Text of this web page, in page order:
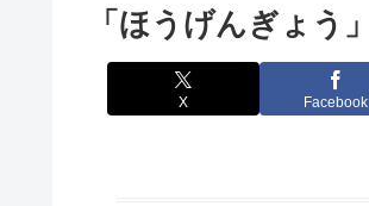
「ほうげんぎょう」
X Facebook